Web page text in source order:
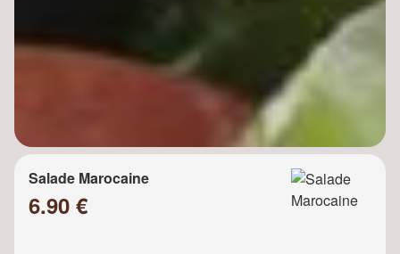
Salade Marocaine
6.90 €